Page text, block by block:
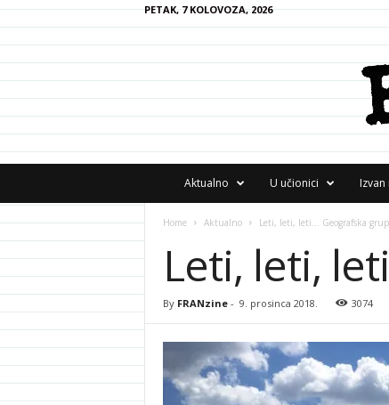
PETAK, 7 KOLOVOZA, 2026
A
Aktualno U učionici Izvan
Home Aktualno Leti, leti, leti… Geografska
Leti, leti,
By FRANzine- 9. prosinca 2018. 3074